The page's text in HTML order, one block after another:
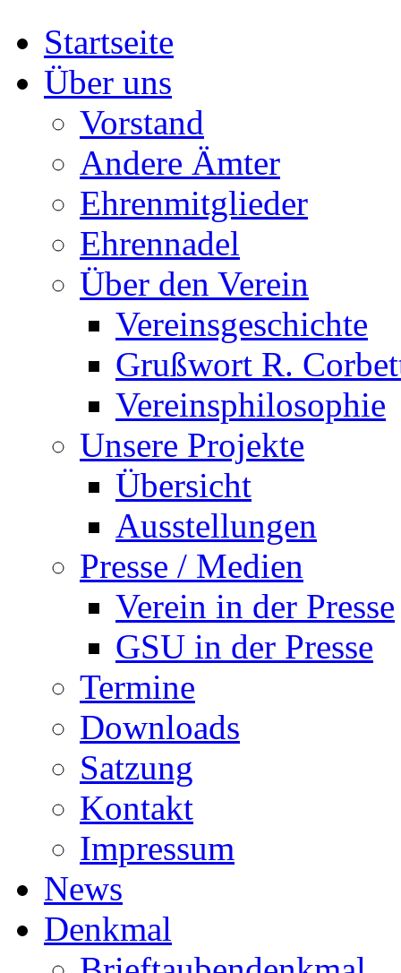
Startseite
Über uns
Vorstand
Andere Ämter
Ehrenmitglieder
Ehrennadel
Über den Verein
Vereinsgeschichte
Grußwort R.
Vereinsphilosophie
Unsere Projekte
Übersicht
Ausstellungen
Presse / Medien
Verein in der Presse
GSU in der Presse
Termine
Downloads
Satzung
Kontakt
Impressum
News
Denkmal